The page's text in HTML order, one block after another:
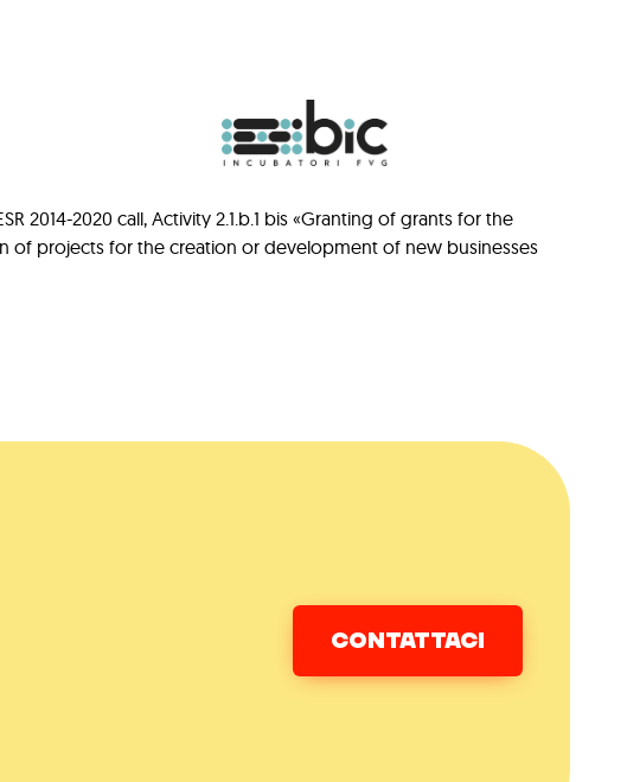
2014-2020 call, Activity 2.1.b.1 bis «Granting of grants for the
of projects for the creation or development of new businesses
CONTATTACI